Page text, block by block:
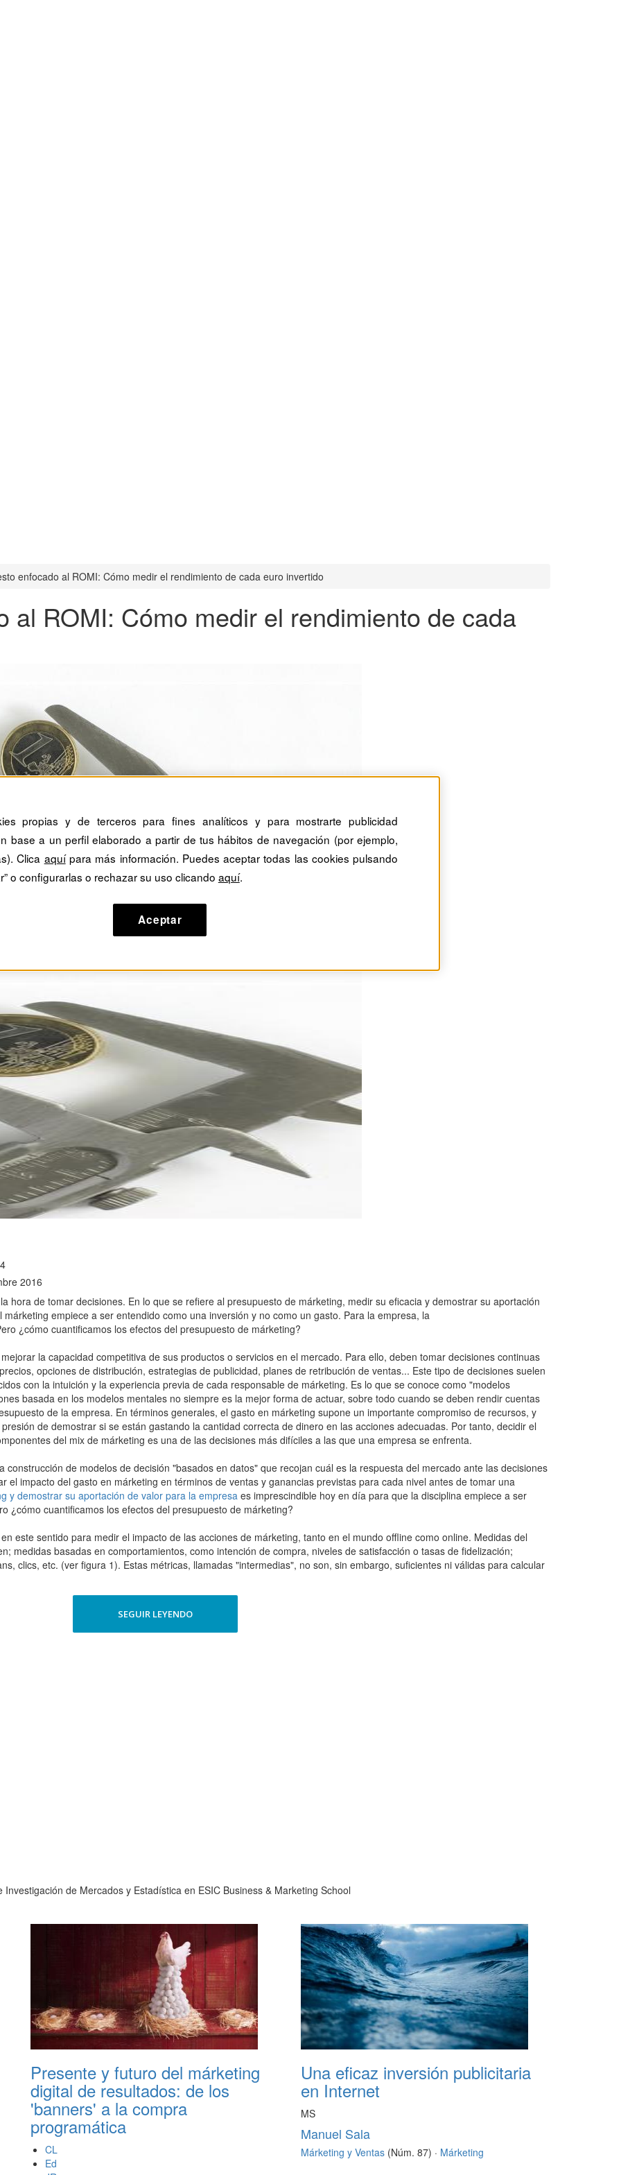
enfocado al ROMI: Cómo medir el rendimiento de cada euro invertido
al ROMI: Cómo medir el rendimiento de cada
2016
hora de tomar decisiones. En lo que se refiere al presupuesto de márketing, medir su eficacia y demostrar su aportación
empiece a ser entendido como una inversión y no como un gasto. Para la empresa, la
¿cómo cuantificamos los efectos del presupuesto de márketing?
la capacidad competitiva de sus productos o servicios en el mercado. Para ello, deben tomar decisiones continuas
opciones de distribución, estrategias de publicidad, planes de retribución de ventas... Este tipo de decisiones suelen
con la intuición y la experiencia previa de cada responsable de márketing. Es lo que se conoce como "modelos
basada en los modelos mentales no siempre es la mejor forma de actuar, sobre todo cuando se deben rendir cuentas
de la empresa. En términos generales, el gasto en márketing supone un importante compromiso de recursos, y
de demostrar si se están gastando la cantidad correcta de dinero en las acciones adecuadas. Por tanto, decidir el
del mix de márketing es una de las decisiones más difíciles a las que una empresa se enfrenta.
de modelos de decisión "basados en datos" que recojan cuál es la respuesta del mercado ante las decisiones
el impacto del gasto en márketing en términos de ventas y ganancias previstas para cada nivel antes de tomar una
y demostrar su aportación de valor para la empresa es imprescindible hoy en día para que la disciplina empiece a ser
¿cómo cuantificamos los efectos del presupuesto de márketing?
este sentido para medir el impacto de las acciones de márketing, tanto en el mundo offline como online. Medidas del
medidas basadas en comportamientos, como intención de compra, niveles de satisfacción o tasas de fidelización;
clics, etc. (ver figura 1). Estas métricas, llamadas "intermedias", no son, sin embargo, suficientes ni válidas para calcular
SEGUIR LEYENDO
de Mercados y Estadística en ESIC Business & Marketing School
Presente y futuro del márketing
digital de resultados: de los
'banners' a la compra
programática
CL
Ed
Una eficaz inversión publicitaria
en Internet
MS
Manuel Sala
Márketing y Ventas (Núm. 87) · Márketing
propias y de terceros para fines analíticos y para mostrarte publicidad
base a un perfil elaborado a partir de tus hábitos de navegación (por ejemplo,
Clica aquípara más información. Puedes aceptar todas las cookies pulsando
o configurarlas o rechazar su uso clicando aquí.
Aceptar